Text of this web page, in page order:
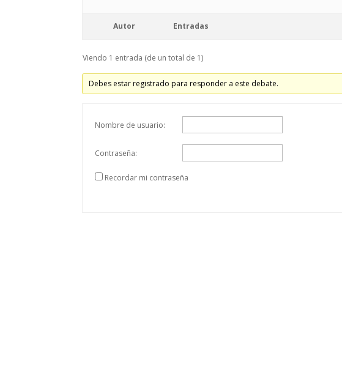
Autor Entradas
Viendo 1 entrada (de un total de 1)
Debes estar registrado para responder a este debate.
Nombre de usuario:
Contraseña:
Recordar mi contraseña